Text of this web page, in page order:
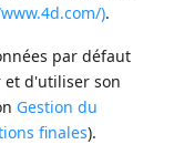
).
par défaut
d'utiliser son
Gestion du
finales).